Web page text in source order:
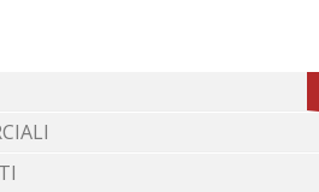
nella tassazione ad esso
periodo risalgono i resti visibili
Porta Castello. Alla prima
poi un secondo giro di mura più
gli abitanti della piana: nacque